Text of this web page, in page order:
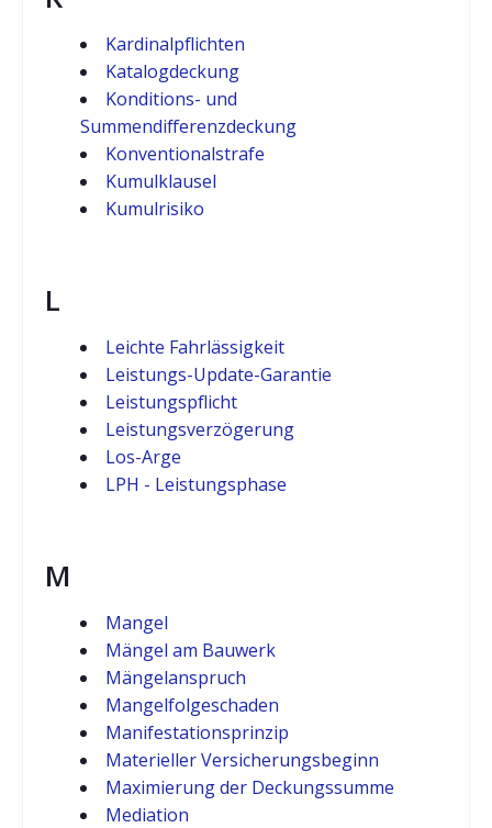
Kardinalpflichten
Katalogdeckung
Konditions- und
Summendifferenzdeckung
Konventionalstrafe
Kumulklausel
Kumulrisiko
L
Leichte Fahrlässigkeit
Leistungs-Update-Garantie
Leistungspflicht
Leistungsverzögerung
Los-Arge
LPH - Leistungsphase
M
Mangel
Mängel am Bauwerk
Mängelanspruch
Mangelfolgeschaden
Manifestationsprinzip
Materieller Versicherungsbeginn
Maximierung der Deckungssumme
Mediation